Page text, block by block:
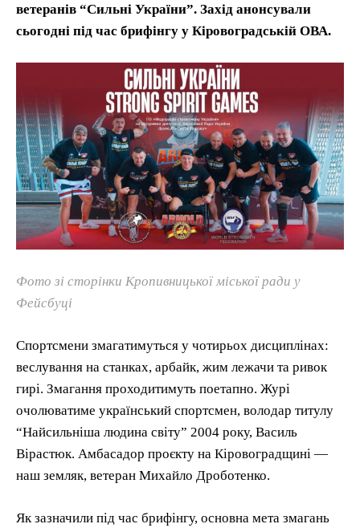
ветеранів “Сильні України”. Захід анонсували
сьогодні під час брифінгу у Кіровоградській ОВА.
Фото зі сторінки Кропивницької міської ради у
Фейсбуці
Спортсмени змагатимуться у чотирьох дисциплінах:
веслування на станках, арбайк, жим лежачи та ривок
гирі. Змагання проходитимуть поетапно. Журі
очолюватиме український спортсмен, володар титулу
“Найсильніша людина світу” 2004 року, Василь
Вірастюк. Амбасадор проєкту на Кіровоградщині —
наш земляк, ветеран Михайло Дроботенко.
Як зазначили під час брифінгу, основна мета змагань